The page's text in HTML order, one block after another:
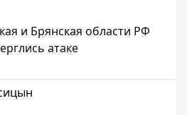
и Брянская области РФ
атаке